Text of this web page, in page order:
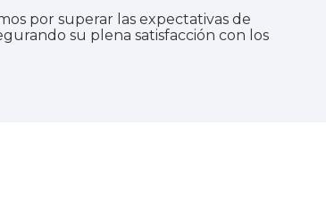
por superar las expectativas de
su plena satisfacción con los